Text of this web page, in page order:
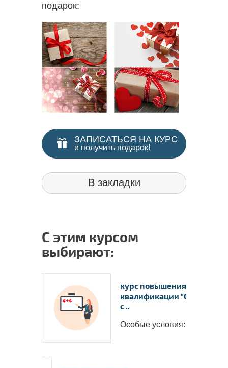
подарок:
ЗАПИСАТЬСЯ НА КУРС
и получить подарок!
В закладки
С этим курсом
выбирают:
курс повышения
квалификации "Основы
с ..
Особые условия: - Сам..